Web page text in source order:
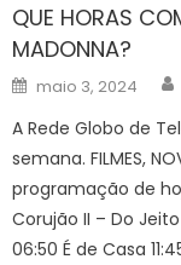
QUE HORAS
MADONNA?
Posted
on
maio 3, 2024
A Rede Globo de
semana. FILMES,
programação de
Corujão II – Do
06:50 É de Casa